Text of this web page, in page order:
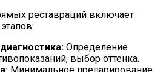
реставраций включает
Определение
выбор оттенка.